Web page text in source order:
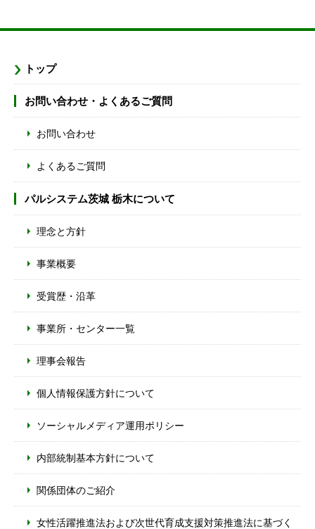
トップ
お問い合わせ・よくあるご質問
お問い合わせ
よくあるご質問
パルシステム茨城 栃木について
理念と方針
事業概要
受賞歴・沿革
事業所・センター一覧
理事会報告
個人情報保護方針について
ソーシャルメディア運用ポリシー
内部統制基本方針について
関係団体のご紹介
女性活躍推進法および次世代育成支援対策推進法に基づく